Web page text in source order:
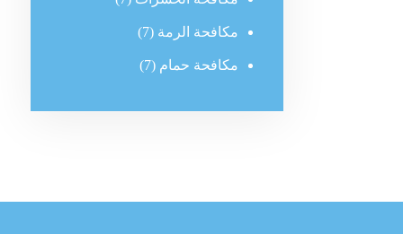
مكافحة الرمة (7)
مكافحة حمام (7)